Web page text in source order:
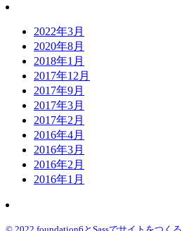
2022年3月
2020年8月
2018年1月
2017年12月
2017年9月
2017年3月
2017年2月
2016年4月
2016年3月
2016年2月
2016年1月